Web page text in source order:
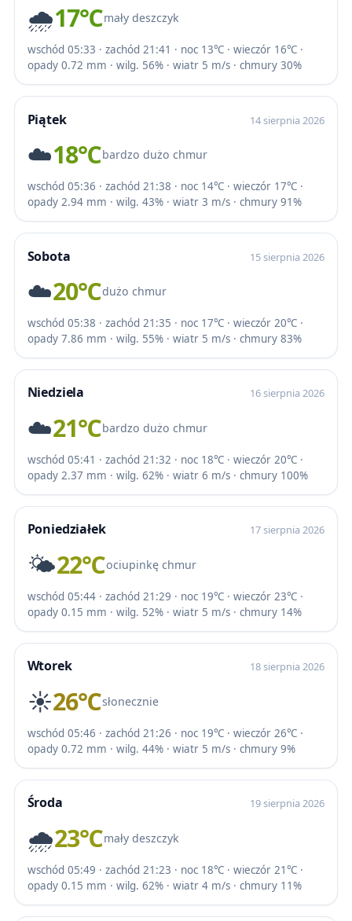
🌧️17℃mały deszczyk
wschód 05:33 · zachód 21:41 · noc 13℃ · wieczór 16℃ ·
opady 0.72 mm · wilg. 56% · wiatr 5 m/s · chmury 30%
Piątek 14 sierpnia 2026
☁️18℃bardzo dużo chmur
wschód 05:36 · zachód 21:38 · noc 14℃ · wieczór 17℃ ·
opady 2.94 mm · wilg. 43% · wiatr 3 m/s · chmury 91%
Sobota 15 sierpnia 2026
☁️20℃dużo chmur
wschód 05:38 · zachód 21:35 · noc 17℃ · wieczór 20℃ ·
opady 7.86 mm · wilg. 55% · wiatr 5 m/s · chmury 83%
Niedziela 16 sierpnia 2026
☁️21℃bardzo dużo chmur
wschód 05:41 · zachód 21:32 · noc 18℃ · wieczór 20℃ ·
opady 2.37 mm · wilg. 62% · wiatr 6 m/s · chmury 100%
Poniedziałek 17 sierpnia 2026
🌤️22℃ociupinkę chmur
wschód 05:44 · zachód 21:29 · noc 19℃ · wieczór 23℃ ·
opady 0.15 mm · wilg. 52% · wiatr 5 m/s · chmury 14%
Wtorek 18 sierpnia 2026
☀️26℃słonecznie
wschód 05:46 · zachód 21:26 · noc 19℃ · wieczór 26℃ ·
opady 0.72 mm · wilg. 44% · wiatr 5 m/s · chmury 9%
Środa 19 sierpnia 2026
🌧️23℃mały deszczyk
wschód 05:49 · zachód 21:23 · noc 18℃ · wieczór 21℃ ·
opady 0.15 mm · wilg. 62% · wiatr 4 m/s · chmury 11%